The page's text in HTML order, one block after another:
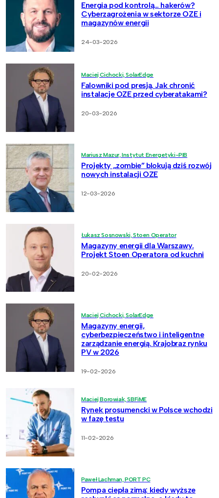
Energia pod kontrolą… hakerów?
Cyberzagrożenia w sektorze OZE i
magazynów energii
24-03-2026
Maciej Cichocki, SolarEdge
Falowniki pod presją. Jak chronić
instalacje OZE przed cyberatakami?
20-03-2026
Mariusz Mazur, Instytut Energetyki-PIB
Projekty „zombie” blokują dziś rozwój
nowych instalacji OZE
12-03-2026
Łukasz Sosnowski, Stoen Operator
Magazyny energii dla Warszawy.
Projekt Stoen Operatora od kuchni
20-02-2026
Maciej Cichocki, SolarEdge
Magazyny energii,
cyberbezpieczeństwo i inteligentne
zarządzanie energią. Krajobraz rynku
PV w 2026
19-02-2026
Maciej Borowiak, SBFiME
Rynek prosumencki w Polsce wchodzi
w fazę testu
11-02-2026
Paweł Lachman, PORT PC
Pompa ciepła zimą: kiedy wyższe